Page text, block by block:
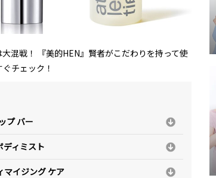
混戦！ 『美的HEN』賢者がこだわりを持って使
チェック！
プ バー
ディミスト
マイジング ケア